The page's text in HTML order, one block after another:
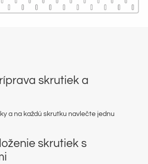
skrutiek a
a na každú skrutku navlečte jednu
skrutiek s